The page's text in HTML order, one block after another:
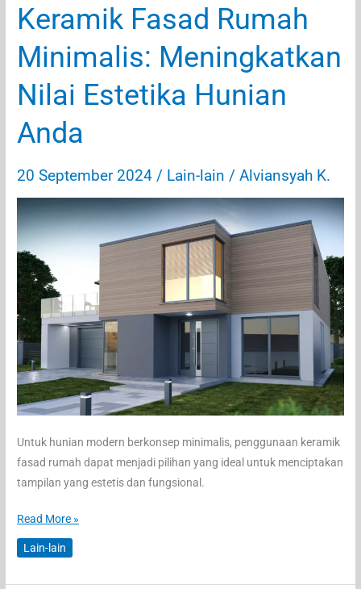
Agar
Lebih
Keramik Fasad Rumah
Minimalis: Meningkatkan
Nilai Estetika Hunian
Anda
20 September 2024/ Lain-lain /Alviansyah K.
Untuk hunian modern berkonsep minimalis, penggunaan keramik
fasad rumah dapat menjadi pilihan yang ideal untuk menciptakan
tampilan yang estetis dan fungsional.
Keramik
Fasad
Rumah
Read More »
Lain-lain